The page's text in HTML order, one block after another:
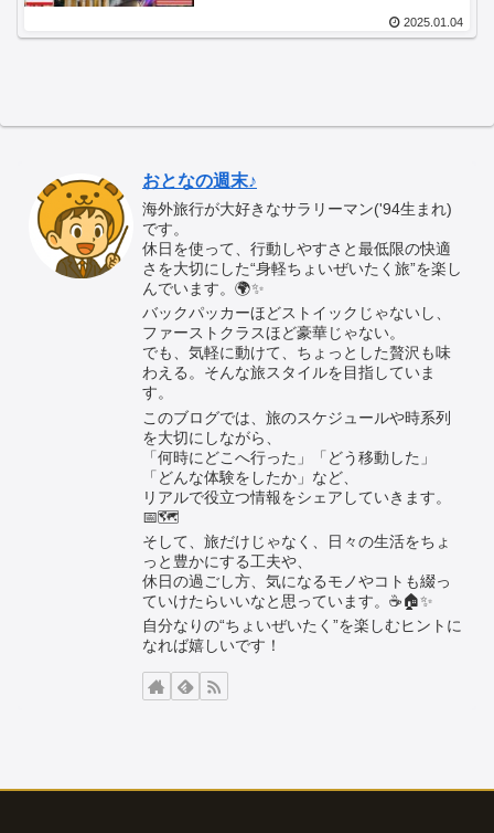
2025.01.04
おとなの週末♪
海外旅行が大好きなサラリーマン('94生まれ)
です。
休日を使って、行動しやすさと最低限の快適
さを大切にした“身軽ちょいぜいたく旅”を楽し
んでいます。🌍✨
バックパッカーほどストイックじゃないし、
ファーストクラスほど豪華じゃない。
でも、気軽に動けて、ちょっとした贅沢も味
わえる。そんな旅スタイルを目指していま
す。
このブログでは、旅のスケジュールや時系列
を大切にしながら、
「何時にどこへ行った」「どう移動した」
「どんな体験をしたか」など、
リアルで役立つ情報をシェアしていきます。
📅🗺️
そして、旅だけじゃなく、日々の生活をちょ
っと豊かにする工夫や、
休日の過ごし方、気になるモノやコトも綴っ
ていけたらいいなと思っています。☕🏠✨
自分なりの“ちょいぜいたく”を楽しむヒントに
なれば嬉しいです！